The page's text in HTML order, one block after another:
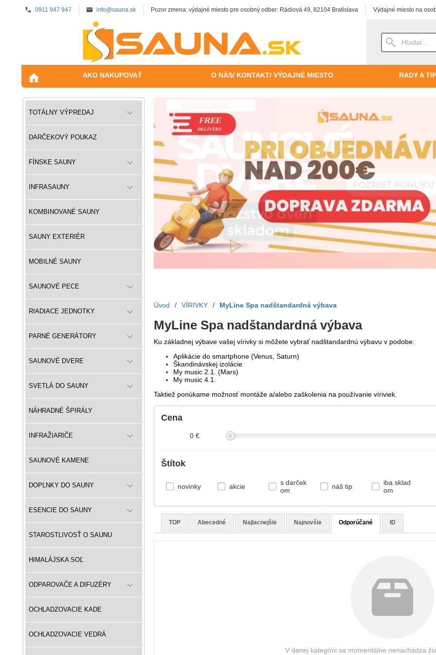
0911 947 947 info@sauna.sk Pozor zmena: výdajné miesto pre osobný odber: Rádiová 49, 82104 Bratislava Výdajné miesto na
AKO NAKUPOVAŤ O NÁS/ KONTAKT/ VÝDAJNÉ MIESTO RADY A
TOTÁLNY VÝPREDAJ
DARČEKOVÝ POUKAZ
FÍNSKE SAUNY
INFRASAUNY
KOMBINOVANÉ SAUNY
SAUNY EXTERIÉR
MOBILNÉ SAUNY
SAUNOVÉ PECE
RIADIACE JEDNOTKY
PARNÉ GENERÁTORY
SAUNOVÉ DVERE
SVETLÁ DO SAUNY
NÁHRADNÉ ŠPIRÁLY
INFRAŽIARIČE
SAUNOVÉ KAMENE
DOPLNKY DO SAUNY
ESENCIE DO SAUNY
STAROSTLIVOSŤ O SAUNU
HIMALÁJSKA SOĽ
ODPAROVAČE A DIFUZÉRY
OCHLADZOVACIE KADE
OCHLADZOVACIE VEDRÁ
Úvod / VÍRIVKY / MyLine Spa nadštandardná výbava
MyLine Spa nadštandardná výbava
Ku základnej výbave vašej vírivky si môžete vybrať nadštandardnú výbavu v podobe:
Aplikácie do smartphone (Venus, Saturn)
Škandinávskej izolácie
My music 2.1. (Mars)
My music 4.1.
Taktiež ponúkame možnosť montáže a/alebo zaškolenia na používanie víriviek.
Cena
0€
Štítok
novinky akcie
s darček
om
náš tip
iba sklad
om
TOP Abecedné Najlacnejšie Najnovšie Odporúčané ID
V danej kategórii sa momentálne nenachádza